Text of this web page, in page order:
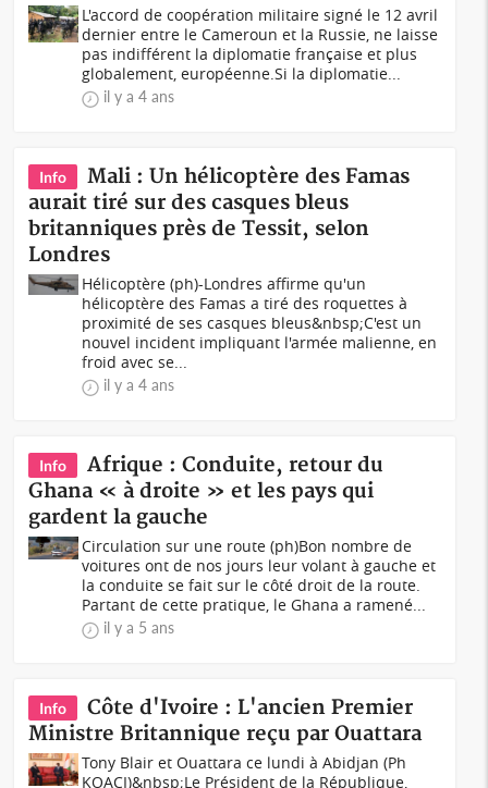
L'accord de coopération militaire signé le 12 avril
dernier entre le Cameroun et la Russie, ne laisse
pas indifférent la diplomatie française et plus
globalement, européenne.Si la diplomatie...
il y a 4 ans
Info
Mali : Un hélicoptère des Famas
aurait tiré sur des casques bleus
britanniques près de Tessit, selon
Londres
Hélicoptère (ph)-Londres affirme qu'un
hélicoptère des Famas a tiré des roquettes à
proximité de ses casques bleus&nbsp;C'est un
nouvel incident impliquant l'armée malienne, en
froid avec se...
il y a 4 ans
Info
Afrique : Conduite, retour du
Ghana « à droite » et les pays qui
gardent la gauche
Circulation sur une route (ph)Bon nombre de
voitures ont de nos jours leur volant à gauche et
la conduite se fait sur le côté droit de la route.
Partant de cette pratique, le Ghana a ramené...
il y a 5 ans
Info
Côte d'Ivoire : L'ancien Premier
Ministre Britannique reçu par Ouattara
Tony Blair et Ouattara ce lundi à Abidjan (Ph
KOACI)&nbsp;Le Président de la République,